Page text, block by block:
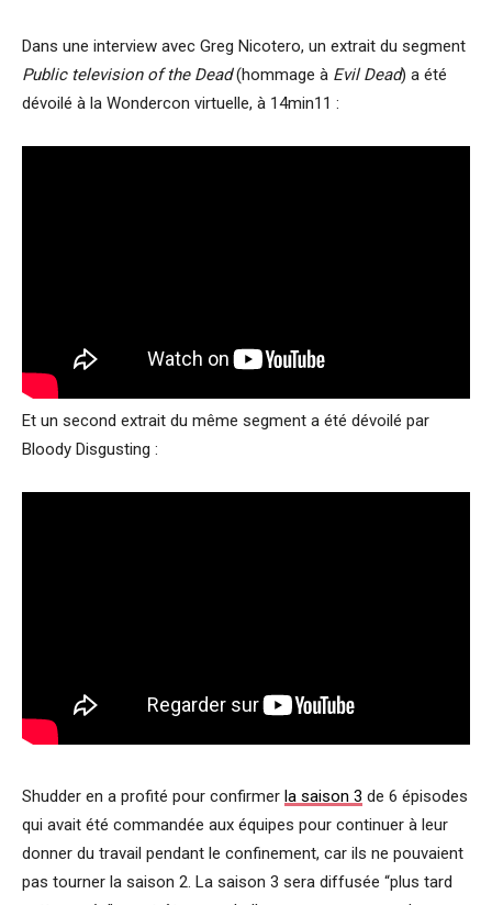
Dans une interview avec Greg Nicotero, un extrait du segment
Public television of the Dead(hommage à Evil Dead) a été
dévoilé à la Wondercon virtuelle, à 14min11 :
Et un second extrait du même segment a été dévoilé par
Bloody Disgusting :
Shudder en a profité pour confirmer la saison 3 de 6 épisodes
qui avait été commandée aux équipes pour continuer à leur
donner du travail pendant le confinement, car ils ne pouvaient
pas tourner la saison 2. La saison 3 sera diffusée “plus tard